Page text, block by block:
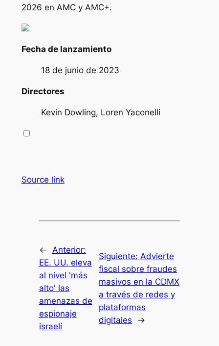
2026 en AMC y AMC+.
Fecha de lanzamiento
18 de junio de 2023
Directores
Kevin Dowling, Loren Yaconelli
Source link
← Anterior:
EE. UU. eleva
al nivel 'más
alto' las
amenazas de
espionaje
israelí
Siguiente:Advierte
fiscal sobre fraudes
masivos en la CDMX
a través de redes y
plataformas
digitales
→